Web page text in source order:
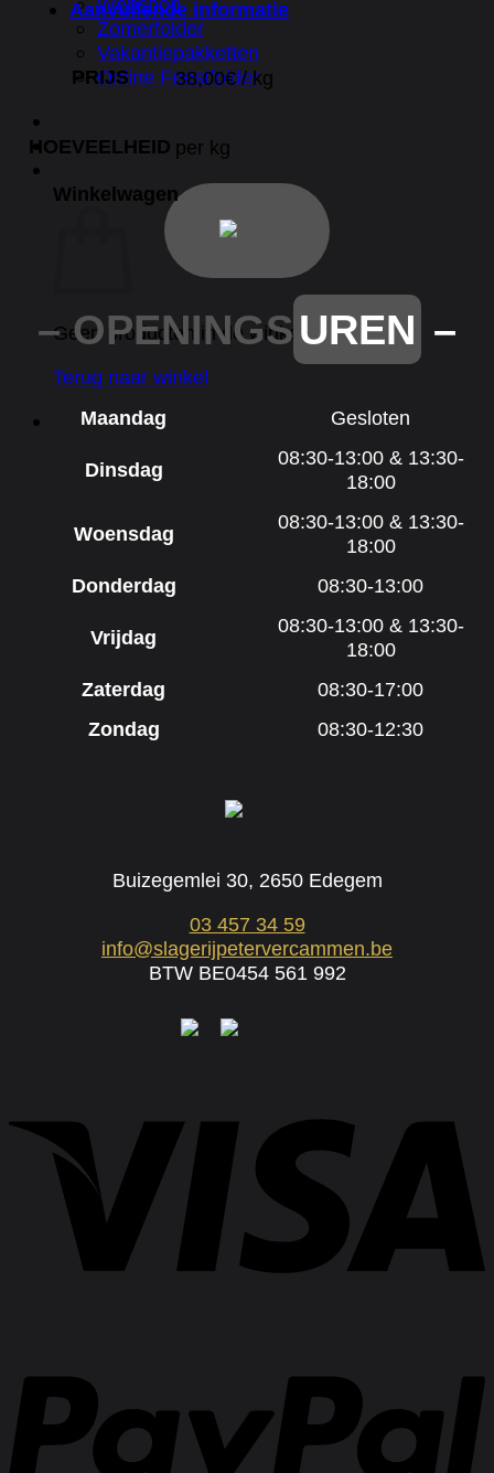
Zomerfolder
Vakantiepakketten
Online Feestfolder
Winkelwagen
Geen producten in de winkelwagen.
Terug naar winkel
Aanvullende informatie
PRIJS 38,00€ / kg
HOEVEELHEID per kg
– OPENINGSUREN –
Maandag Gesloten
Dinsdag
08:30-13:00 & 13:30-
18:00
Woensdag
08:30-13:00 & 13:30-
18:00
Donderdag
08:30-13:00
Vrijdag
08:30-13:00 & 13:30-
18:00
Zaterdag
08:30-17:00
Zondag
08:30-12:30
Buizegemlei 30, 2650 Edegem
03 457 34 59
info@slagerijpetervercammen.be
BTW BE0454 561 992